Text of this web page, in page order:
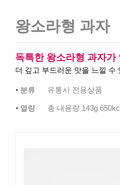
왕소라형 과자
독특한 왕소라형 과자가
더 깊고 부드러운 맛을 느낄 수
• 분류 유통사 전용상품
• 열량 총 내용량 143g